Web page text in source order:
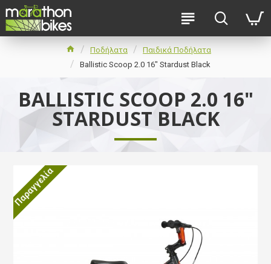
Ποδήλατα
Παιδικά Ποδήλατα
Ballistic Scoop 2.0 16" Stardust Black
BALLISTIC SCOOP 2.0 16"
STARDUST BLACK
Παραγγελία